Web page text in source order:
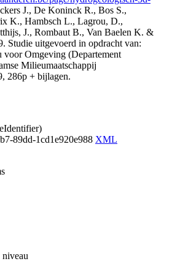
J., De Koninck R., Bos S.,
K., Hambsch L., Lagrou, D.,
J., Rombaut B., Van Baelen K. &
Studie uitgevoerd in opdracht van:
voor Omgeving (Departement
Milieumaatschappij
286p + bijlagen.
89dd-1cd1e920e988 XML